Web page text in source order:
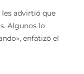
les advirtió que
Algunos lo
enfatizó el